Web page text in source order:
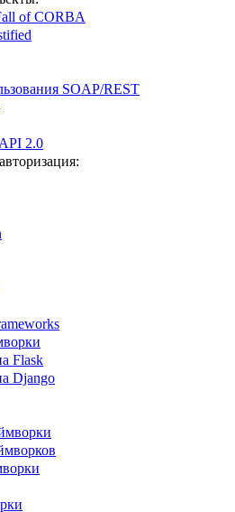
of CORBA
SOAP/REST
2.0
Flask
Django